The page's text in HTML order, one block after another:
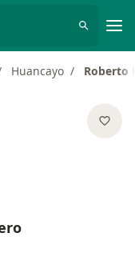
Huancayo Roberto